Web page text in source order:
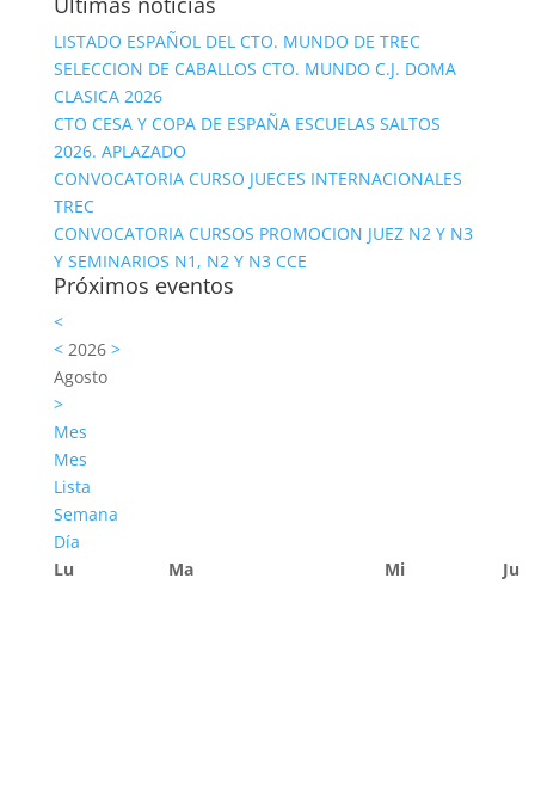
LISTADO ESPAÑOL DEL CTO. MUNDO DE TREC
SELECCION DE CABALLOS CTO. MUNDO C.J. DOMA
CLASICA 2026
CTO CESA Y COPA DE ESPAÑA ESCUELAS SALTOS
2026. APLAZADO
CONVOCATORIA CURSO JUECES INTERNACIONALES
TREC
CONVOCATORIA CURSOS PROMOCION JUEZ N2 Y N3
Y SEMINARIOS N1, N2 Y N3 CCE
Próximos eventos
<
<2026 >
Agosto
>
Mes
Mes
Lista
Semana
Día
Lu
Ma Mi Ju